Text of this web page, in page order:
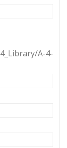
A-4-